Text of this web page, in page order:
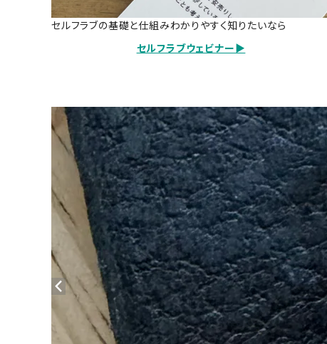
セルフラブの基礎と仕組みわかりやすく知りたいなら
セルフラブウェビナー▶️